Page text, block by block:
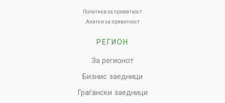
Политика за приватност
Алатки за приватност
РЕГИОН
За регионот
Бизнис заедници
Граѓански заедници